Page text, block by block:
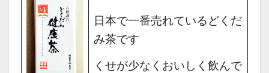
日本で一番売れている どくだ
み茶です
くせが少なくおいしく飲んで